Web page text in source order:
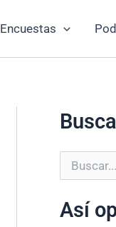
Encuestas
u
c
Así